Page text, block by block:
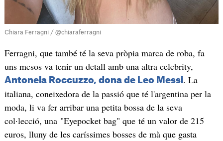
Chiara Ferragni / @chiaraferragni
Ferragni, que també té la seva pròpia marca de roba, fa
uns mesos va tenir un detall amb una altra celebrity,
Antonela Roccuzzo, dona de Leo Messi. La
italiana, coneixedora de la passió que té l'argentina per la
moda, li va fer arribar una petita bossa de la seva
col·lecció, una "Eyepocket bag" que té un valor de 215
euros, lluny de les caríssimes bosses de mà que gasta